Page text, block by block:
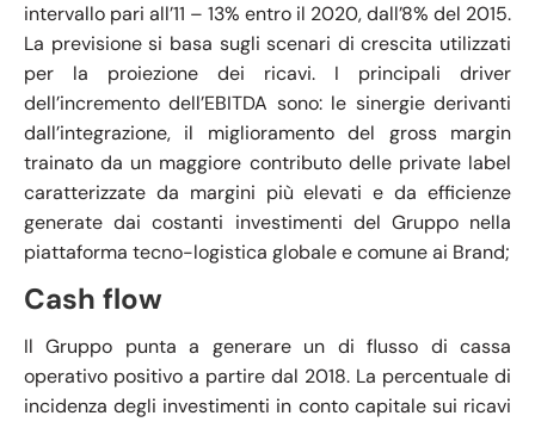
intervallo pari all’11 – 13% entro il 2020, dall’8% del 2015.
La previsione si basa sugli scenari di crescita utilizzati
per la proiezione dei ricavi. I principali driver
dell’incremento dell’EBITDA sono: le sinergie derivanti
dall’integrazione, il miglioramento del gross margin
trainato da un maggiore contributo delle private label
caratterizzate da margini più elevati e da efficienze
generate dai costanti investimenti del Gruppo nella
piattaforma tecno-logistica globale e comune ai Brand;
Cash flow
Il Gruppo punta a generare un di flusso di cassa
operativo positivo a partire dal 2018. La percentuale di
incidenza degli investimenti in conto capitale sui ricavi